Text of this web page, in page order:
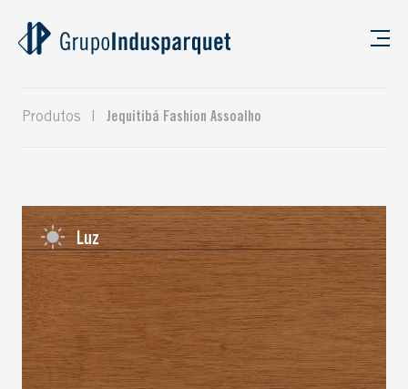
Produtos Jequitibá Fashion Assoalho
Luz